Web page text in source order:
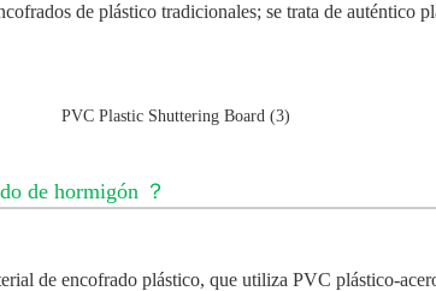
de plástico tradicionales; se trata de auténtico
de hormigón ？
de encofrado plástico, que utiliza PVC plástico-